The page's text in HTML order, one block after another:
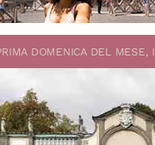
DOMENICA DEL MESE,